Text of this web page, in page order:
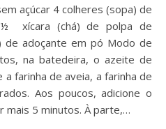
açúcar 4 colheres (sopa) de
xícara (chá) de polpa de
de adoçante em pó Modo de
na batedeira, o azeite de
a farinha de aveia, a farinha de
Aos poucos, adicione o
mais 5 minutos. À parte,…